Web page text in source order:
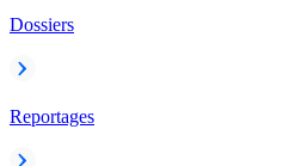
Dossiers
Reportages